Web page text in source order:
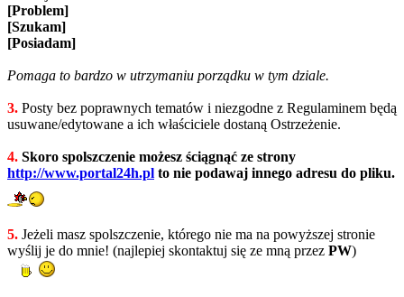
[Problem]
[Szukam]
[Posiadam]
Pomaga to bardzo w utrzymaniu porządku w tym dziale.
3. Posty bez poprawnych tematów i niezgodne z Regulaminem będą
usuwane/edytowane a ich właściciele dostaną Ostrzeżenie.
4. Skoro spolszczenie możesz ściągnąć ze strony
http://www.portal24h.pl to nie podawaj innego adresu do pliku.
5. Jeżeli masz spolszczenie, którego nie ma na powyższej stronie
wyślij je do mnie! (najlepiej skontaktuj się ze mną przez PW)